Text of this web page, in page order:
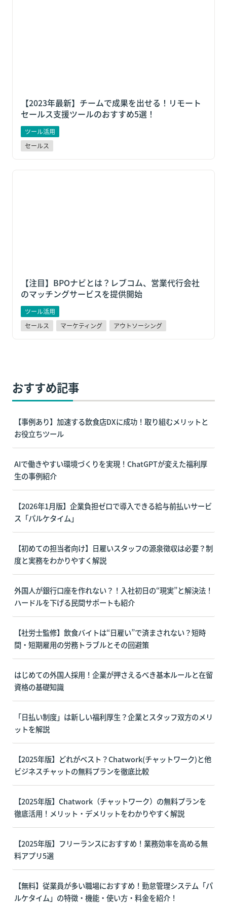
【2023年最新】チームで成果を出せる！リモート
セールス支援ツールのおすすめ5選！
ツール活用
セールス
【注目】BPOナビとは？レブコム、営業代行会社のマ
【注目】 BPOナビとは？レブコム、営業代行会社
のマッチングサービスを提供開始
ツール活用
セールス
マーケティング アウトソーシング
おすすめ記事
【事例あり】加速する飲食店DXに成功！取り組むメリットと
お役立ちツール
AIで働きやすい環境づくりを実現！ChatGPTが変えた福利厚
生の事例紹介
【2026年1月版】企業負担ゼロで導入できる給与前払いサービ
ス「パルケタイム」
【初めての担当者向け】日雇いスタッフの源泉徴収は必要？制
度と実務をわかりやすく解説
外国人が銀行口座を作れない？！入社初日の“現実”と解決法！
ハードルを下げる民間サポートも紹介
【社労士監修】飲食バイトは“日雇い”で済まされない？短時
間・短期雇用の労務トラブルとその回避策
はじめての外国人採用！企業が押さえるべき基本ルールと在留
資格の基礎知識
「日払い制度」は新しい福利厚生？企業とスタッフ双方のメリ
ットを解説
【2025年版】どれがベスト？Chatwork(チャットワーク)と他
ビジネスチャットの無料プランを徹底比較
【2025年版】Chatwork（チャットワーク）の無料プランを
徹底活用！メリット・デメリットをわかりやすく解説
【2025年版】フリーランスにおすすめ！業務効率を高める無
料アプリ5選
【無料】従業員が多い職場におすすめ！勤怠管理システム「パ
ルケタイム」の特徴・機能・使い方・料金を紹介！